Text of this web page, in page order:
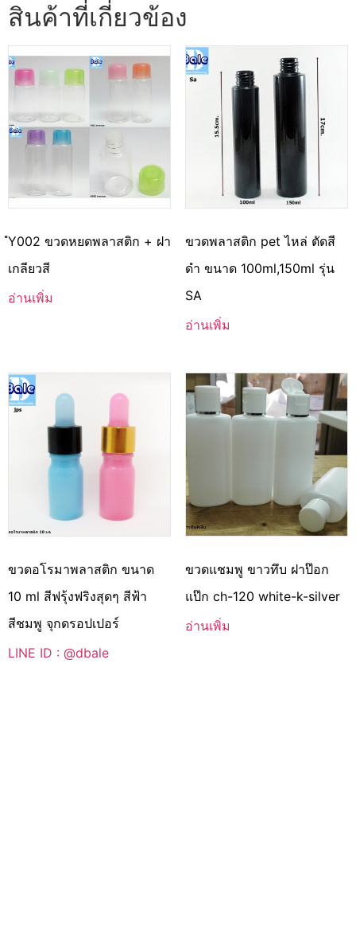
สินค้าที่เกี่ยวข้อง
ํY002 ขวดหยดพลาสติก + ฝา
เกลียวสี
อ่านเพิ่ม
ขวดพลาสติก pet ไหล่ ตัดสี
ดำ ขนาด 100ml,150ml รุ่น
SA
อ่านเพิ่ม
ขวดอโรมาพลาสติก ขนาด
10 ml สีฟรุ้งฟริงสุดๆ สีฟ้า
สีชมพู จุกดรอปเปอร์
LINE ID : @dbale
ขวดแชมพู ขาวทึบ ฝาป๊อก
แป๊ก ch-120 white-k-silver
อ่านเพิ่ม